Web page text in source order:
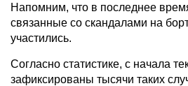
Напомним, что в последнее
связанные со скандалами на
участились.
Согласно статистике, с начала
зафиксированы тысячи таких